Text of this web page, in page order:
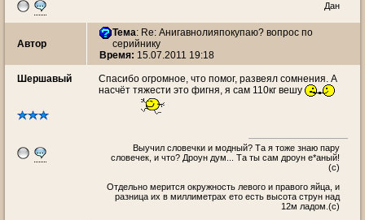
Дан
Автор
Тема: Re: Анигавнолияпокупаю? вопрос по
серийнику
Время: 15.07.2011 19:18
Шершавый
Спасибо огромное, что помог, развеял сомнения. А
насчёт тяжести это фигня, я сам 110кг вешу
Выучил словечки и модный? Та я тоже знаю пару
словечек, и что? Дроун дум... Та ты сам дроун е*аный!
(с)
Oтдельно мерится окружность левого и правого яйца, и
разница их в миллиметрах ето есть высота струн над
12м ладом.(c)